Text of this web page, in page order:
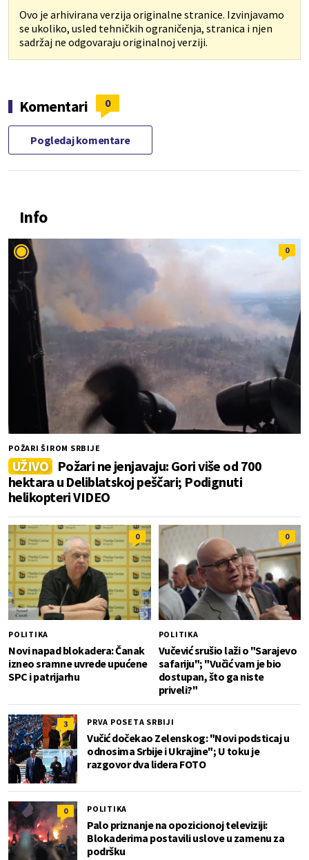
Ovo je arhivirana verzija originalne stranice. Izvinjavamo
se ukoliko, usled tehničkih ograničenja, stranica i njen
sadržaj ne odgovaraju originalnoj verziji.
Komentari 0
Pogledaj komentare
Info
0
POŽARI ŠIROM SRBIJE
UŽIVO Požari ne jenjavaju: Gori više od 700
hektara u Deliblatskoj peščari; Podignuti
helikopteri VIDEO
0
POLITIKA
Novi napad blokadera: Čanak
izneo sramne uvrede upućene
SPC i patrijarhu
0
POLITIKA
Vučević srušio laži o "Sarajevo
safariju"; "Vučić vam je bio
dostupan, što ga niste
priveli?"
3 PRVA POSETA SRBIJI
Vučić dočekao Zelenskog: "Novi podsticaj u
odnosima Srbije i Ukrajine"; U toku je
razgovor dva lidera FOTO
0 POLITIKA
Palo priznanje na opozicionoj televiziji:
Blokaderima postavili uslove u zamenu za
podršku